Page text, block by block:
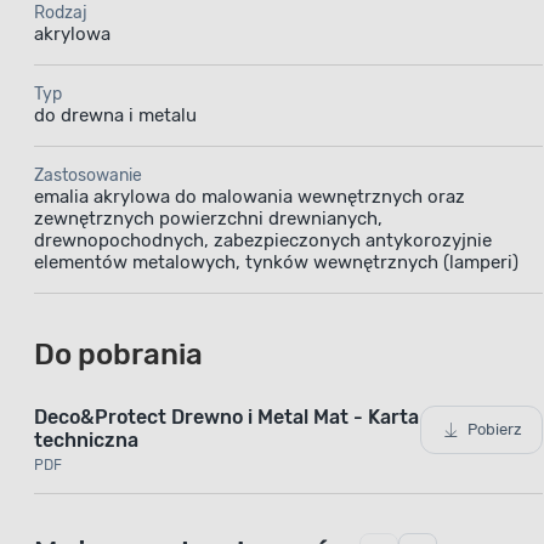
Farba
0,7 l
chlapania.
Matowa emalia
Rodzaj
akrylowa
Typ
do drewna i metalu
Zastosowanie
emalia akrylowa do malowania wewnętrznych oraz
zewnętrznych powierzchni drewnianych,
drewnopochodnych, zabezpieczonych antykorozyjnie
elementów metalowych, tynków wewnętrznych (lamperi)
Do pobrania
Deco&Protect Drewno i Metal Mat - Karta
techniczna
PDF
Pobierz